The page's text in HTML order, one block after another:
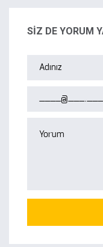
SİZ DE YORUM